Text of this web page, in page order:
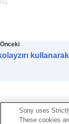
Bas
360
Modu )
Önceki
Sony uses
These cookies